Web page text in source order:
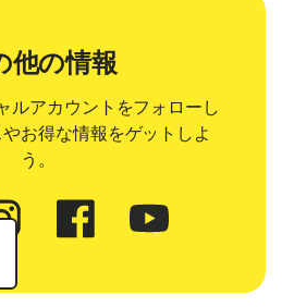
他の情報
ルアカウントをフォローし
お得な情報をゲットしよ
う。